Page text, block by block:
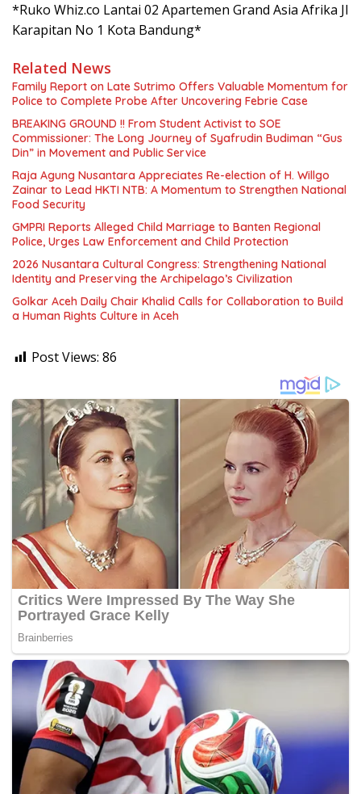
*Ruko Whiz.co Lantai 02 Apartemen Grand Asia Afrika Jl
Karapitan No 1 Kota Bandung*
Related News
Family Report on Late Sutrimo Offers Valuable Momentum for
Police to Complete Probe After Uncovering Febrie Case
BREAKING GROUND !! From Student Activist to SOE
Commissioner: The Long Journey of Syafrudin Budiman “Gus
Din” in Movement and Public Service
Raja Agung Nusantara Appreciates Re-election of H. Willgo
Zainar to Lead HKTI NTB: A Momentum to Strengthen National
Food Security
GMPRI Reports Alleged Child Marriage to Banten Regional
Police, Urges Law Enforcement and Child Protection
2026 Nusantara Cultural Congress: Strengthening National
Identity and Preserving the Archipelago’s Civilization
Golkar Aceh Daily Chair Khalid Calls for Collaboration to Build
a Human Rights Culture in Aceh
Post Views: 86